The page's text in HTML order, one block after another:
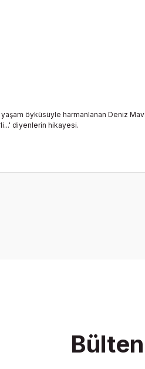
öyküsüyle harmanlanan Deniz
diyenlerin hikayesi.